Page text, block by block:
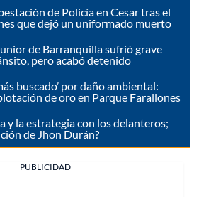
de Policía en Cesar tras el
que dejó un uniformado muerto
de Barranquilla sufrió grave
pero acabó detenido
buscado’ por daño ambiental:
de oro en Parque Farallones
y la estrategia con los delanteros;
de Jhon Durán?
PUBLICIDAD